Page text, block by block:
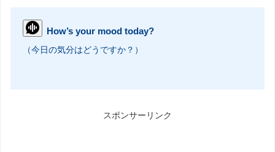
How’s your mood today?
（今日の気分はどうですか？）
スポンサーリンク